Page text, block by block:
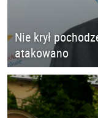
Nie krył
atakowano